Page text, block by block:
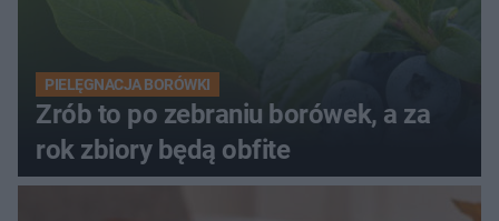
PIELĘGNACJA BORÓWKI
Zrób to po zebraniu borówek, a za
rok zbiory będą obfite